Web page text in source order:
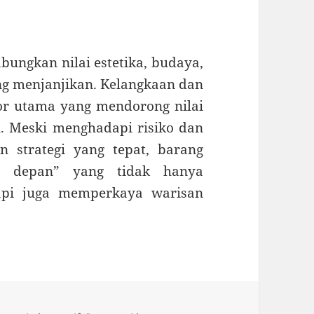
nilai estetika, budaya,
menjanjikan. Kelangkaan dan
utama yang mendorong nilai
menghadapi risiko dan
strategi yang tepat, barang
depan” yang tidak hanya
juga memperkaya warisan